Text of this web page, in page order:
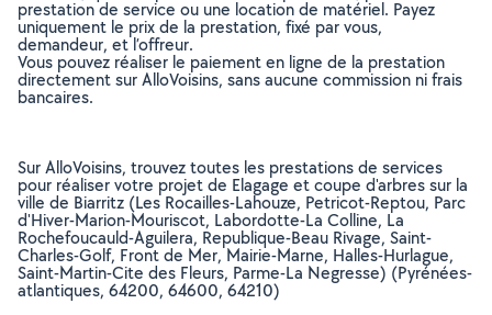
prestation de service ou une location de matériel. Payez
uniquement le prix de la prestation, fixé par vous,
demandeur, et l’offreur.
Vous pouvez réaliser le paiement en ligne de la prestation
directement sur AlloVoisins, sans aucune commission ni frais
bancaires.
Sur AlloVoisins, trouvez toutes les prestations de services
pour réaliser votre projet de Elagage et coupe d'arbres sur la
ville de Biarritz (Les Rocailles-Lahouze, Petricot-Reptou, Parc
d'Hiver-Marion-Mouriscot, Labordotte-La Colline, La
Rochefoucauld-Aguilera, Republique-Beau Rivage, Saint-
Charles-Golf, Front de Mer, Mairie-Marne, Halles-Hurlague,
Saint-Martin-Cite des Fleurs, Parme-La Negresse) (Pyrénées-
atlantiques, 64200, 64600, 64210)